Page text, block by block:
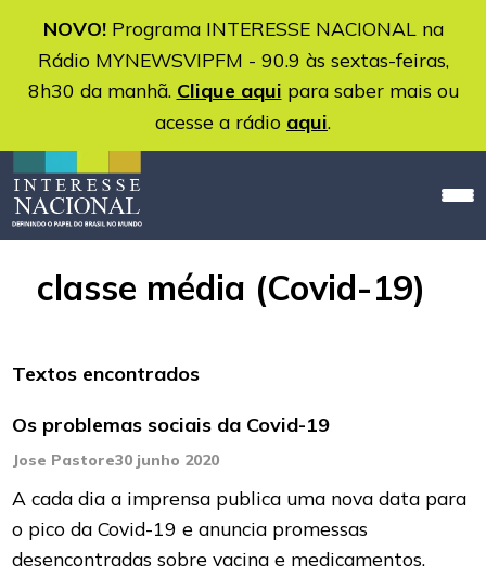
NOVO!Programa INTERESSE NACIONAL na
Rádio MYNEWSVIPFM - 90.9 às sextas-feiras,
8h30 da manhã. Clique aqui para saber mais ou
acesse a rádio aqui.
classe média (Covid-19)
Textos encontrados
Os problemas sociais da Covid-19
Jose Pastore30 junho 2020
A cada dia a imprensa publica uma nova data para
o pico da Covid-19 e anuncia promessas
desencontradas sobre vacina e medicamentos.